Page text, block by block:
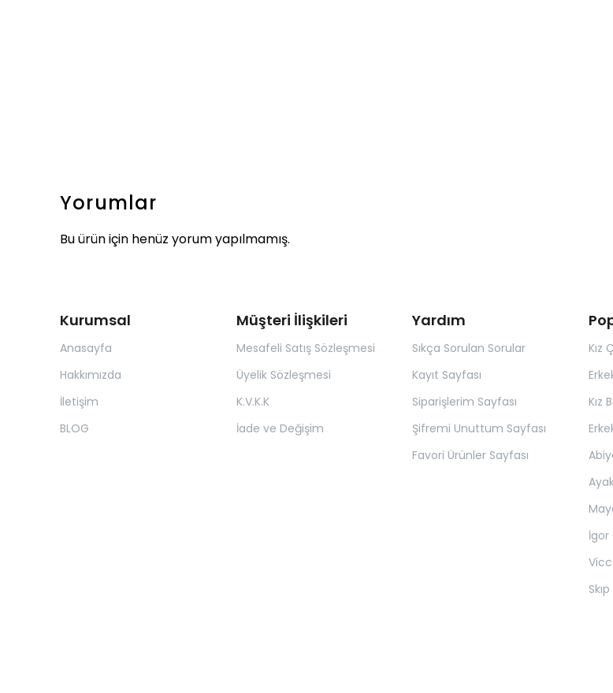
Yorumlar
Bu ürün için henüz yorum yapılmamış.
Kurumsal
Anasayfa
Hakkımızda
İletişim
BLOG
Müşteri İlişkileri
Mesafeli Satış Sözleşmesi
Üyelik Sözleşmesi
K.V.K.K
İade ve Değişim
Yardım
Sıkça Sorulan Sorular
Kayıt Sayfası
Siparişlerim Sayfası
Şifremi Unuttum Sayfası
Favori Ürünler Sayfası
Kız
Kız
İgor